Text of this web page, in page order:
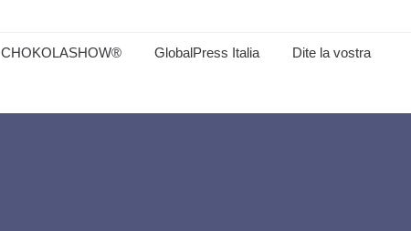
CHOKOLASHOW® GlobalPress Italia Dite la vostra